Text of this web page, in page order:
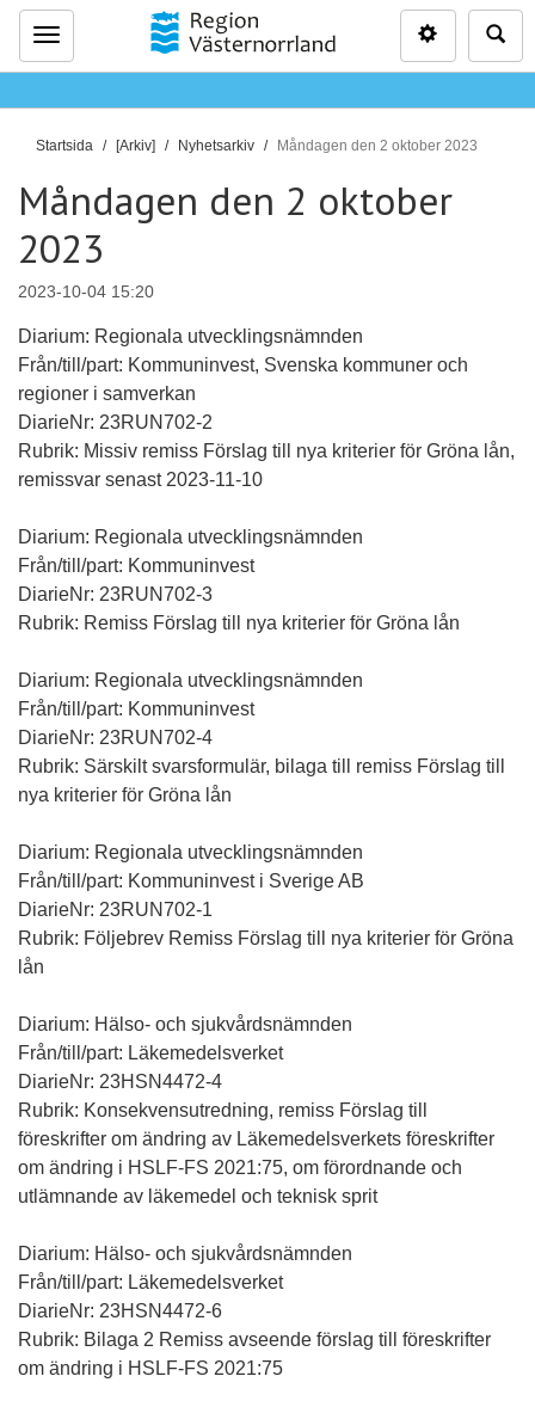
Meny
D
ä
r
h
ä
:
Startsida [Arkiv] Nyhetsarkiv Måndagen den 2 oktober 2023
Måndagen den 2 oktober
2023
2023-10-04 15:20
Diarium: Regionala utvecklingsnämnden
Från/till/part: Kommuninvest, Svenska kommuner och
regioner i samverkan
DiarieNr: 23RUN702-2
Rubrik: Missiv remiss Förslag till nya kriterier för Gröna lån,
remissvar senast 2023-11-10
Diarium: Regionala utvecklingsnämnden
Från/till/part: Kommuninvest
DiarieNr: 23RUN702-3
Rubrik: Remiss Förslag till nya kriterier för Gröna lån
Diarium: Regionala utvecklingsnämnden
Från/till/part: Kommuninvest
DiarieNr: 23RUN702-4
Rubrik: Särskilt svarsformulär, bilaga till remiss Förslag till
nya kriterier för Gröna lån
Diarium: Regionala utvecklingsnämnden
Från/till/part: Kommuninvest i Sverige AB
DiarieNr: 23RUN702-1
Rubrik: Följebrev Remiss Förslag till nya kriterier för Gröna
lån
Diarium: Hälso- och sjukvårdsnämnden
Från/till/part: Läkemedelsverket
DiarieNr: 23HSN4472-4
Rubrik: Konsekvensutredning, remiss Förslag till
föreskrifter om ändring av Läkemedelsverkets föreskrifter
om ändring i HSLF-FS 2021:75, om förordnande och
utlämnande av läkemedel och teknisk sprit
Diarium: Hälso- och sjukvårdsnämnden
Från/till/part: Läkemedelsverket
DiarieNr: 23HSN4472-6
Rubrik: Bilaga 2 Remiss avseende förslag till föreskrifter
om ändring i HSLF-FS 2021:75